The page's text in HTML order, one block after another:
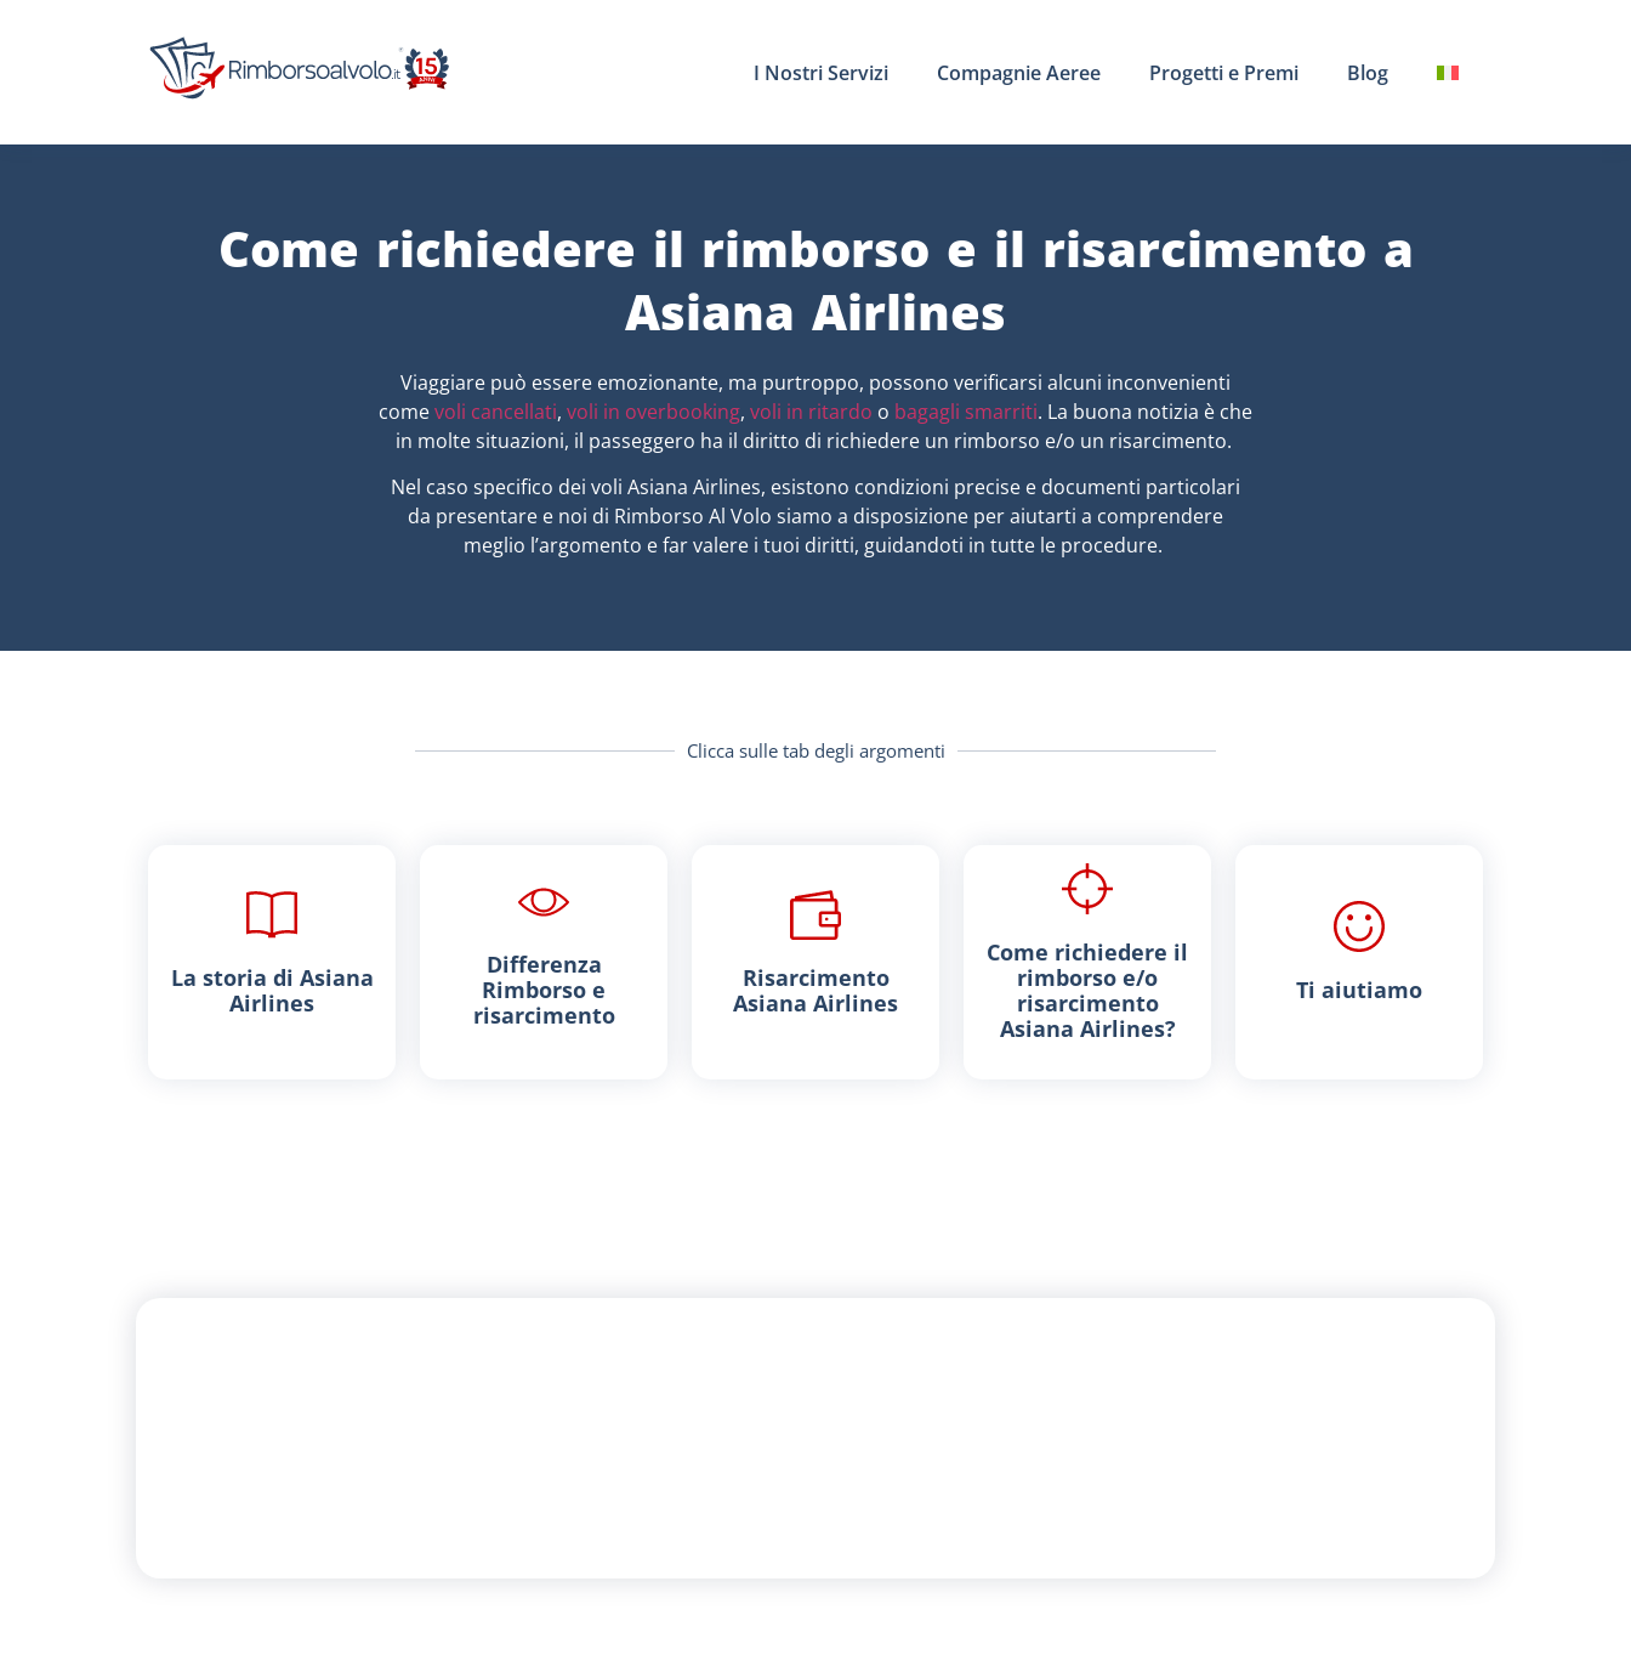
I Nostri Servizi Compagnie Aeree Progetti e Premi Blog
Come richiedere il rimborso e il risarcimento a
Asiana Airlines
Viaggiare può essere emozionante, ma purtroppo, possono verificarsi alcuni inconvenienti
comevoli cancellati, voli in overbooking, voli in ritardo o bagagli smarriti. La buona notizia è che
in molte situazioni, il passeggero ha il diritto di richiedere un rimborso e/o un risarcimento.
Nel caso specifico dei voli Asiana Airlines, esistono condizioni precise e documenti particolari
da presentare e noi di Rimborso Al Volo siamo a disposizione per aiutarti a comprendere
meglio l’argomento e far valere i tuoi diritti, guidandoti in tutte le procedure.
Clicca sulle tab degli argomenti
La storia di Asiana
Airlines
Differenza
Rimborso e
risarcimento
Risarcimento
Asiana Airlines
Come richiedere il
rimborso e/o
risarcimento
Asiana Airlines?
Ti aiutiamo